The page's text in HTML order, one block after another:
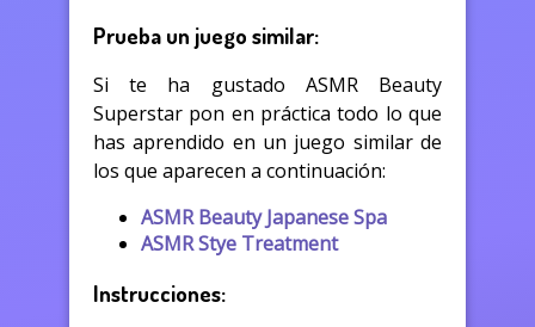
Prueba un juego similar:
Si te ha gustado ASMR Beauty
Superstar pon en práctica todo lo que
has aprendido en un juego similar de
los que aparecen a continuación:
ASMR Beauty Japanese Spa
ASMR Stye Treatment
Instrucciones: